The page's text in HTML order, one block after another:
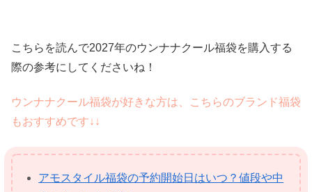
こちらを読んで2027年のウンナナクール福袋を購入する
際の参考にしてくださいね！
ウンナナクール福袋が好きな方は、こちらのブランド福袋
もおすすめです↓↓
アモスタイル福袋の予約開始日はいつ？値段や中